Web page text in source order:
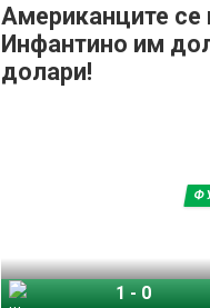
Американците
Инфантино им
долари!
1-0